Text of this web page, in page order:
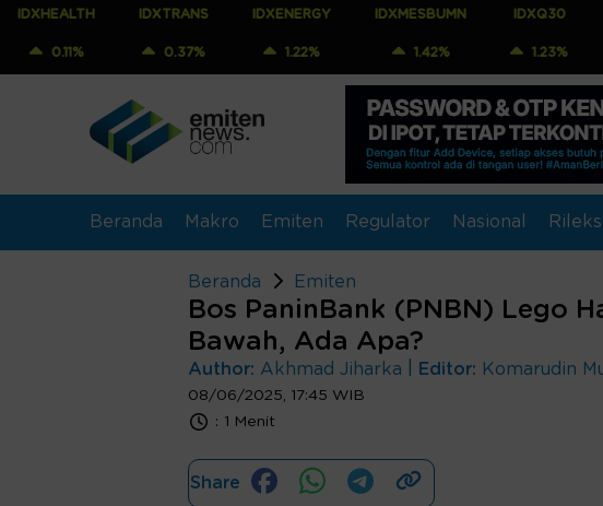
IDXTRANS
0.37%
IDXENERGY
1.22%
IDXMESBUMN IDXQ30
1.23% 0.31%
Beranda Makro Emiten Regulator Nasional Rileks
Beranda Emiten
Bos PaninBank (PNBN) Lego
Bawah, Ada Apa?
Author: Akhmad Jiharka Editor: Komarudin
08/06/2025, 17:45 WIB
: 1 Menit
Share